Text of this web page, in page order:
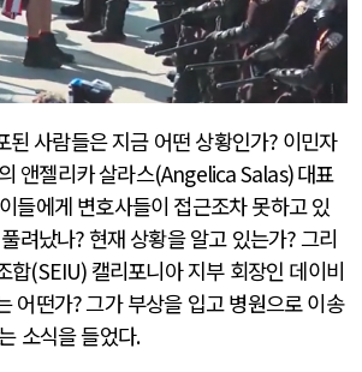
된 사람들은 지금 어떤 상황인가? 이민자
앤젤리카 살라스(Angelica Salas)대표
들에게 변호사들이 접근조차 못하고 있
려났나? 현재 상황을 알고 있는가?그리
합(SEIU) 캘리포니아 지부 회장인 데이비
어떤가?그가 부상을 입고 병원으로 이송
소식을 들었다.